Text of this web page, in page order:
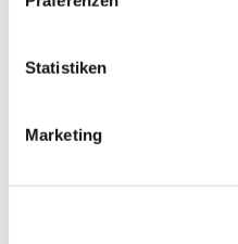
Statistiken
Marketing